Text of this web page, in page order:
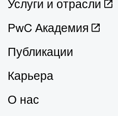
Услуги и отрасли
PwC Академия
Публикации
Карьера
О нас